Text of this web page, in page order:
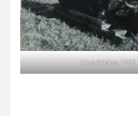
Hans Ahlskog 1962